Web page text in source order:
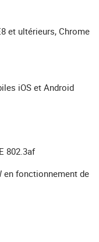
et ultérieurs, Chrome
iOS et Android
802.3af
en fonctionnement de